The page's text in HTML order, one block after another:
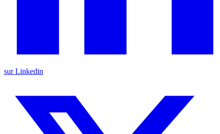
sur Linkedin